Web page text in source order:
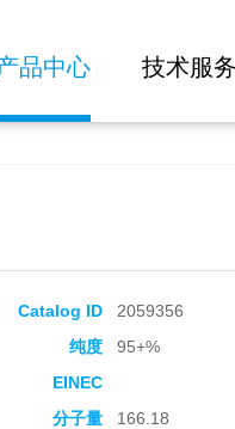
品中心 技术服务
Catalog ID 2059356
纯度
95+%
EINEC
分子量 166.18